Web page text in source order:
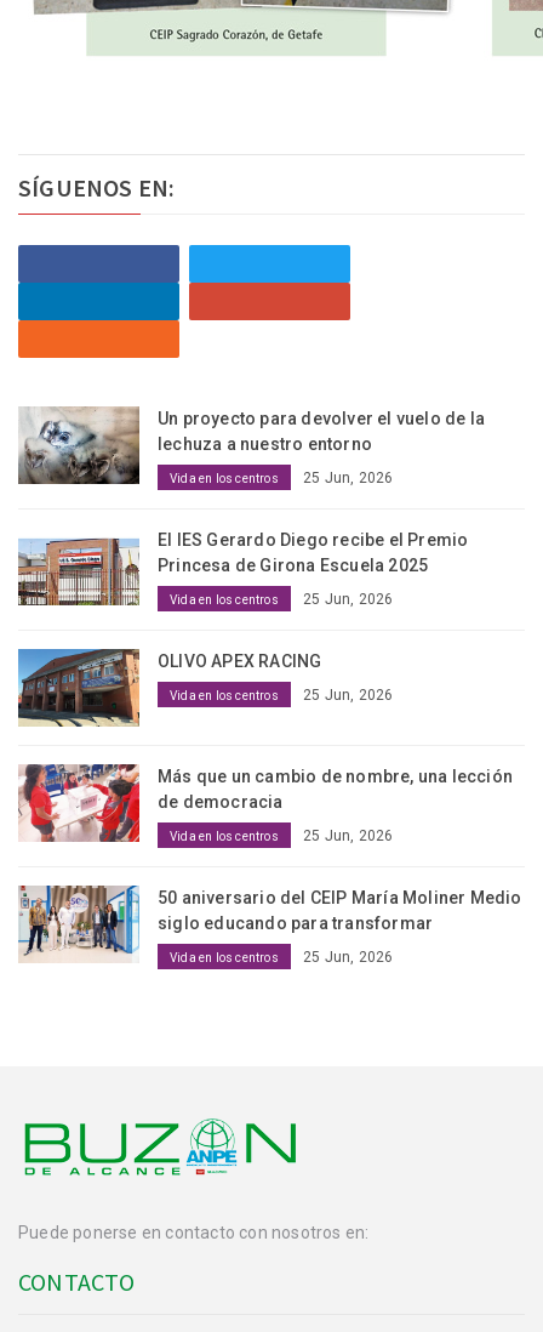
SÍGUENOS EN:
Un proyecto para devolver el vuelo de la
lechuza a nuestro entorno
Vida en los centros 25 Jun, 2026
El IES Gerardo Diego recibe el Premio
Princesa de Girona Escuela 2025
Vida en los centros 25 Jun, 2026
OLIVO APEX RACING
Vida en los centros 25 Jun, 2026
Más que un cambio de nombre, una lección
de democracia
Vida en los centros 25 Jun, 2026
50 aniversario del CEIP María Moliner Medio
siglo educando para transformar
Vida en los centros 25 Jun, 2026
Puede ponerse en contacto con nosotros en:
CONTACTO